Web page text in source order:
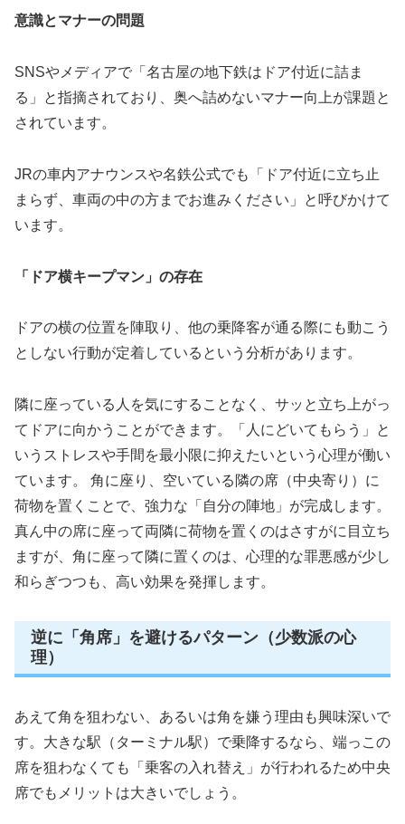
意識とマナーの問題
SNSやメディアで「名古屋の地下鉄はドア付近に詰ま
る」と指摘されており、奥へ詰めないマナー向上が課題と
されています。
JRの車内アナウンスや名鉄公式でも「ドア付近に立ち止
まらず、車両の中の方までお進みください」と呼びかけて
います。
「ドア横キープマン」の存在
ドアの横の位置を陣取り、他の乗降客が通る際にも動こう
としない行動が定着しているという分析があります。
隣に座っている人を気にすることなく、サッと立ち上がっ
てドアに向かうことができます。「人にどいてもらう」と
いうストレスや手間を最小限に抑えたいという心理が働い
ています。 角に座り、空いている隣の席（中央寄り）に
荷物を置くことで、強力な「自分の陣地」が完成します。
真ん中の席に座って両隣に荷物を置くのはさすがに目立ち
ますが、角に座って隣に置くのは、心理的な罪悪感が少し
和らぎつつも、高い効果を発揮します。
逆に「角席」を避けるパターン（少数派の心
理）
あえて角を狙わない、あるいは角を嫌う理由も興味深いで
す。大きな駅（ターミナル駅）で乗降するなら、端っこの
席を狙わなくても「乗客の入れ替え」が行われるため中央
席でもメリットは大きいでしょう。